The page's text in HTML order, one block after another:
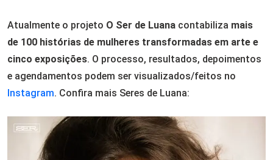
Atualmente o projeto O Ser de Luana contabiliza mais
de 100 histórias de mulheres transformadas em arte e
cinco exposições. O processo, resultados, depoimentos
e agendamentos podem ser visualizados/feitos no
Instagram. Confira mais Seres de Luana: